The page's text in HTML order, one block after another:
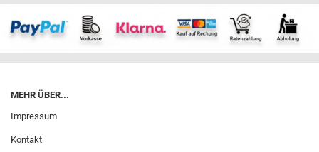
MEHR ÜBER...
Impressum
Kontakt